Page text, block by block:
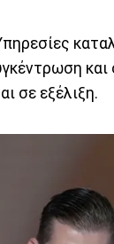
σε εξέλιξη.